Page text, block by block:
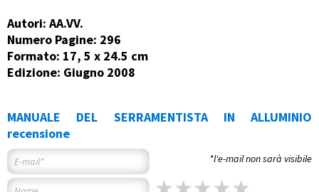
Autori: AA.VV.
Numero Pagine: 296
Formato: 17, 5 x 24.5 cm
Edizione: Giugno 2008
MANUALE DEL SERRAMENTISTA IN ALLUMINIO
recensione
*l'e-mail non sarà visibile